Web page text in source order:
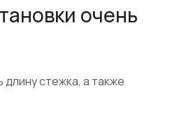
очень
стежка, а также